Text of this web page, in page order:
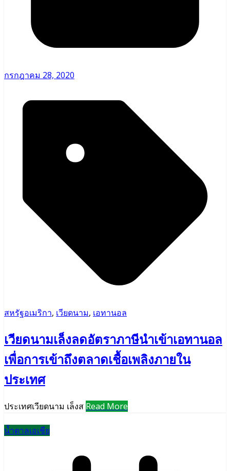
กรกฎาคม 28, 2020
สหรัฐอเมริกา, เวียดนาม, เอทานอล
เวียดนามเล็งลดอัตราภาษีนำเข้าเอทานอล
เพื่อการเข้าถึงตลาดเชื้อเพลิงภายใน
ประเทศ
ประเทศเวียดนาม เล็งส Read More
น้ำตาลเอเชีย